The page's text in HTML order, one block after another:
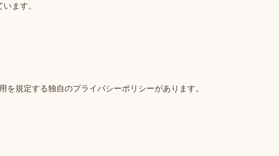
ます。
規定する独自のプライバシーポリシーがあります。